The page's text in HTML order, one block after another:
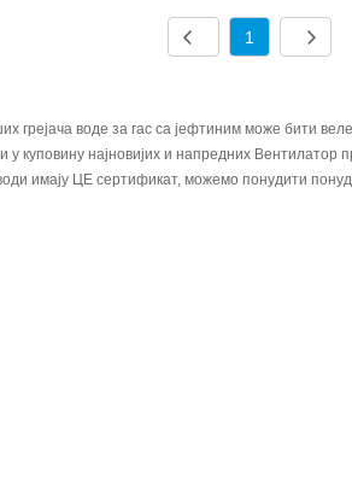
1
грејача воде за гас са јефтиним може бити
куповину најновијих и напредних Вентилатор
имају ЦЕ сертификат, можемо понудити